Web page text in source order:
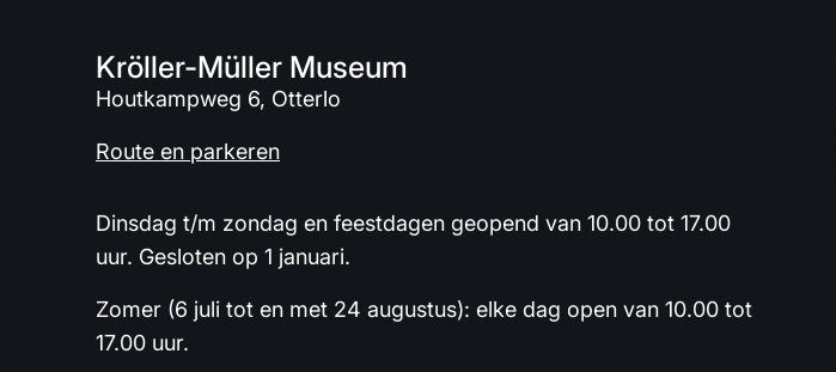
Kröller-Müller Museum
Houtkampweg 6, Otterlo
Route en parkeren
Dinsdag t/m zondag en feestdagen geopend van 10.00 tot 17.00
uur. Gesloten op 1 januari.
Zomer (6 juli tot en met 24 augustus): elke dag open van 10.00 tot
17.00 uur.